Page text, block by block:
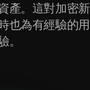
產。這對加密新
也為有經驗的用
。